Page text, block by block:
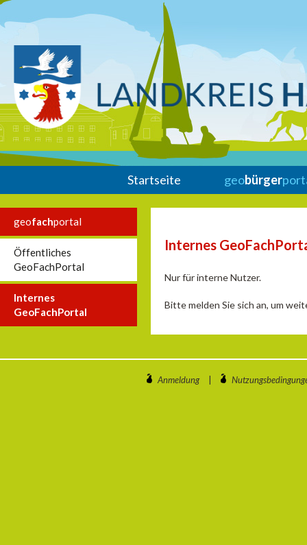
Startseite geobürger
geofachportal
Öffentliches
GeoFachPortal
Internes
GeoFachPortal
Internes
Nur für interne Nutzer.
Bitte melden Sie sich an, um
Anmeldung